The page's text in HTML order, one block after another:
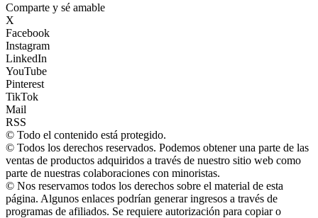
Comparte y sé amable
X
Facebook
Instagram
LinkedIn
YouTube
Pinterest
TikTok
Mail
RSS
© Todo el contenido está protegido.
© Todos los derechos reservados. Podemos obtener una parte de las
ventas de productos adquiridos a través de nuestro sitio web como
parte de nuestras colaboraciones con minoristas.
© Nos reservamos todos los derechos sobre el material de esta
página. Algunos enlaces podrían generar ingresos a través de
programas de afiliados. Se requiere autorización para copiar o